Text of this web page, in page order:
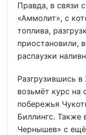
Правда, в связи
«Аммолит», с
топлива,
приостановили,
распаузки
Разгрузившись
возьмёт курс на
побережья
Биллингс. Также
Чернышев» с ещё